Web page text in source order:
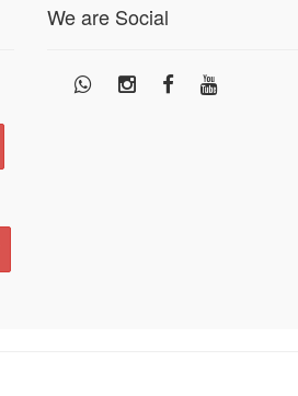
We are Social